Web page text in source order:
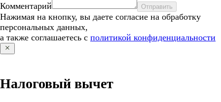
Комментарий Отправить
Нажимая на кнопку, вы даете согласие на обработку
персональных данных,
а также соглашаетесь с политикой конфиденциальности
Налоговый вычет